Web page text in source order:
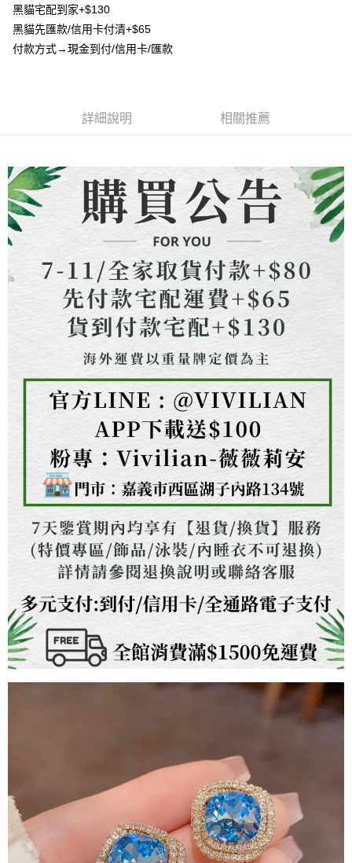
相關說明
【大哥付你分期使用說明】
2.付款方式選擇「大哥付你分期」，訂單成立後會自動跳轉到大哥付的交易
4.訂單成立30分鐘內，如未前往確認交易或遇審核未通過，訂單將自動取
消。如遇「轉專審核」未通過狀況，表示未達大哥付你分期系統評分，恕無
1.分期款項不併入電信帳單，「大哥付你分期」於每月結算日後寄送繳費提
醒簡訊。
2.透過簡訊連結打開帳單後，可選擇「超商條碼／台灣大直營門市／銀行轉
帳／街口支付／iPASS MONEY」等通路繳費。
【注意事項】
1.本服務係由「台灣大哥大股份有限公司」（以下簡稱本公司）所提供，讓
用戶於交易時，得透過本服務購買商品或服務，並由商店將買賣／分期付款
買賣價金債權讓與本公司後，依約使用本公司帳單繳交帳款。
2.基於同意付款使用「大哥付你分期」之契約關係目的，商店將以您的個人
資料（包含姓名、電話或地址）提供予台灣大哥大進項蒐集、處理及利用，
由本公司與您本人進行分期帳單所需資料之確認、核對及更正。
3.完整用戶服務條款，請詳閱以下連結： https://oppay.tw/userRule
AFTEE先享後付
相關說明
１．簡單：不需註冊會員、不需綁卡、不需儲值。
【「AFTEE先享後付」結帳流程】
１．於結帳方式選擇「AFTEE先享後付」後，將跳轉至「AFTEE先享後付」
結帳頁面，進行簡訊認證並確認金額後，即可完成結帳。
２．訂單成立數日內，您將收到繳費通知簡訊。
３．收到繳費通知簡訊後14天內，點擊此簡訊中的連結，可透過四大超商／
ATM／網路銀行／等多元方式進行付款，方視為交易完成。
※ 請注意：結帳手續完成當下不需立刻繳費，但若您需要取消訂單，請聯絡
購買商品的店家。未經商家同意取消之訂單仍視為有效，需透過AFTEE先享
後付繳納相關費用。
※ 交易是否成功請以「AFTEE先享後付 」之結帳頁面顯示為準，若有關於
是否繳費成功／繳費後需取消欲退款等相關疑問，請聯繫「AFTEE先享後付
客戶支援中心」https://netprotections.freshdesk.com/support/home
【注意事項】
１．透過由恩沛科技股份有限公司提供之「AFTEE先享後付」服務完成之交
易，需依本服務之必要範圍內提供個人資料，並將交易相關給付款項請求債
權轉讓予恩沛科技股份有限公司。
２．關於個人資料處理事宜，請瀏覽以下網址：
https://aftee.tw/terms/#terms3
３．未成年的使用者請事先徵得法定代理人或監護人之同意方可使用
「AFTEE先享後付」，若未經同意申辦者引起之損失，本公司不負相關責
４．使用「AFTEE先享後付」時，將依據個別帳號之用戶狀況，依本公司即
時審查核予不同之上限額度；若仍有額度不足之情形，本公司將視審查結果
５．嚴禁一人註冊多個帳號或使用他人資訊註冊。若發現惡意使用之情形，
恩沛科技股份有限公司將有權停止該用戶之使用額度並採取法律行動。
全家取貨付款
每筆NT$80，滿NT$1,500(含以上)免運費
7-11取貨付款
每筆NT$80，滿NT$1,500(含以上)免運費
先付款宅配到府
每筆NT$65，滿NT$1,500(含以上)免運費
貨到付款
每筆NT$130，滿NT$1,500(含以上)免運費
海外配送 查看運費
黑貓宅配到家+$130
黑貓先匯款/信用卡付清+$65
付款方式→現金到付/信用卡/匯款
詳細說明 相關推薦